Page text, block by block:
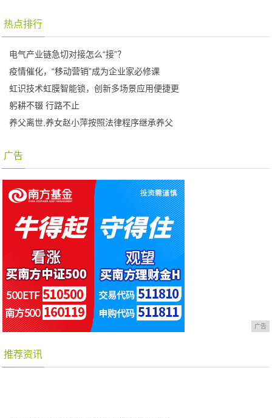
热点排行
电气产业链急切对接怎么“接”？
疫情催化，“移动营销”成为企业家必修课
虹识技术虹膜智能锁，创新多场景应用便捷更
躬耕不辍 行路不止
养父离世,养女赵小萍按照法律程序继承养父
广告
广告
推荐资讯